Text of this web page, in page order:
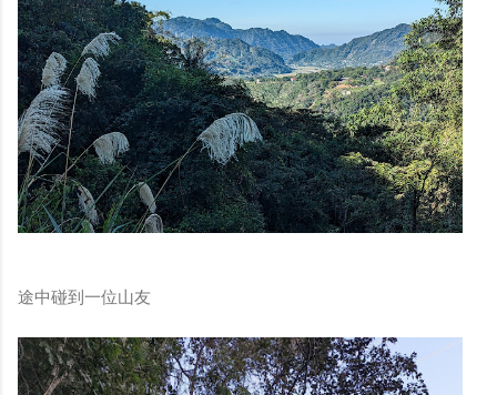
途中碰到一位山友